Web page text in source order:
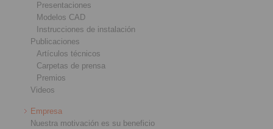
Presentaciones
Modelos CAD
Instrucciones de instalación
Publicaciones
Artículos técnicos
Carpetas de prensa
Premios
Videos
Empresa
Nuestra motivación es su beneficio